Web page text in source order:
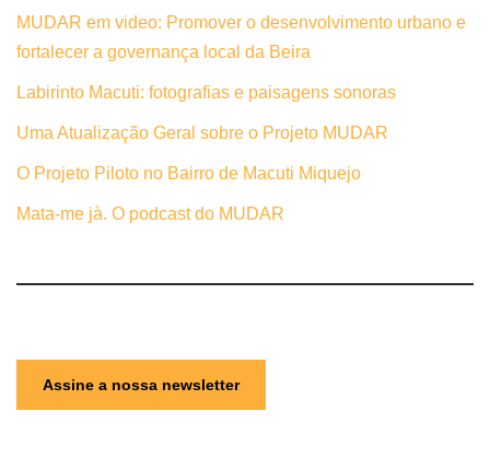
MUDAR em video: Promover o desenvolvimento urbano e
fortalecer a governança local da Beira
Labirinto Macuti: fotografias e paisagens sonoras
Uma Atualização Geral sobre o Projeto MUDAR
O Projeto Piloto no Bairro de Macuti Miquejo
Mata-me jà. O podcast do MUDAR
Assine a nossa newsletter